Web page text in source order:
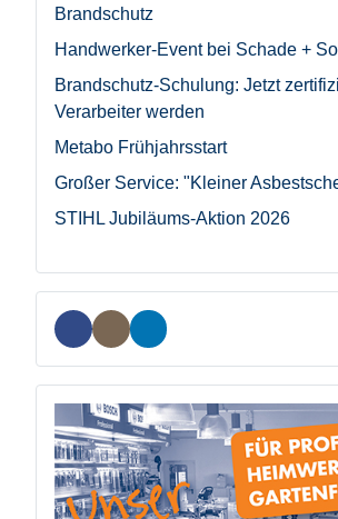
Brandschutz
Handwerker-Event bei Schade +
Brandschutz-Schulung: Jetzt
Verarbeiter werden
Metabo Frühjahrsstart
Großer Service: "Kleiner
STIHL Jubiläums-Aktion 2026